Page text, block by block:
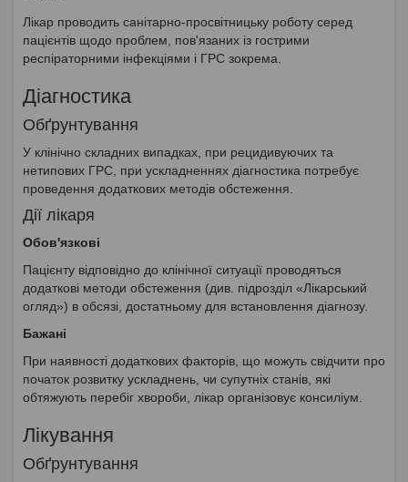
Лікар проводить санітарно-просвітницьку роботу серед
пацієнтів щодо проблем, пов'язаних із гострими
респіраторними інфекціями і ГРС зокрема.
Діагностика
Обґрунтування
У клінічно складних випадках, при рецидивуючих та
нетипових ГРС, при ускладненнях діагностика потребує
проведення додаткових методів обстеження.
Дії лікаря
Обов'язкові
Пацієнту відповідно до клінічної ситуації проводяться
додаткові методи обстеження (див. підрозділ «Лікарський
огляд») в обсязі, достатньому для встановлення діагнозу.
Бажані
При наявності додаткових факторів, що можуть свідчити про
початок розвитку ускладнень, чи супутніх станів, які
обтяжують перебіг хвороби, лікар організовує консиліум.
Лікування
Обґрунтування